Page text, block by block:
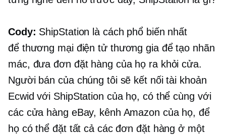
Cody: ShipStation là cách phổ biến nhất
để thương mại điện tửthương gia để tạo nhãn
mác, đưa đơn đặt hàng của họ ra khỏi cửa.
Người bán của chúng tôi sẽ kết nối tài khoản
Ecwid với ShipStation của họ, có thể cùng với
các cửa hàng eBay, kênh Amazon của họ, để
họ có thể đặt tất cả các đơn đặt hàng ở một